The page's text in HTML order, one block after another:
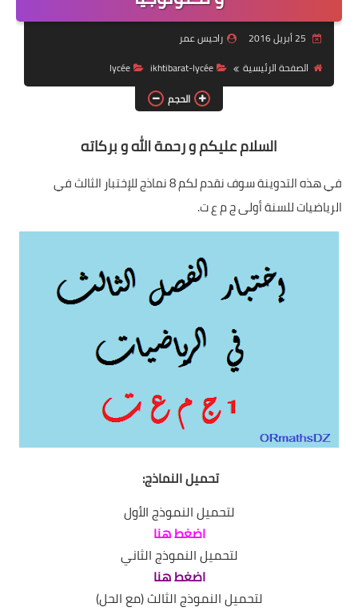
السنة 2 إبتدائي
السنة 3 إبتدائي
السنة 4 إبتدائي
السنة 5 إبتدائي
التعليم المتوسط
السنة 3 متوسط
شهادة التعليم المتوسط BEM
التعليم الثانوي
السنة 2 آداب
السنة 2 - الشعب العلمية
السنة 2 تسيير واقتصاد
راحيس عمر
الصفحة الرئيسية
ikhtibarat-lycée
lycée
الحجم
السلام عليكم و رحمة الله و بركاته
في هذه التدوينة سوف نقدم لكم 8 نماذج للإختبار الثالث في
الرياضيات للسنة أولى ج م ع ت.
تحميل النماذج:
لتحميل النموذج الأول
اضغط هنا
لتحميل النموذج الثاني
اضغط هنا
لتحميل النموذج الثالث (مع الحل)